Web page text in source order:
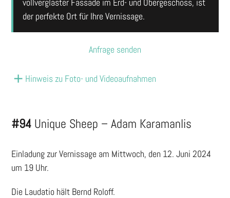
der perfekte Ort für Ihre Vernissage.
Anfrage senden
Hinweis zu Foto- und Videoaufnahmen
#94 Unique Sheep – Adam Karamanlis
Einladung zur Vernissage am Mittwoch, den 12. Juni 2024
um 19 Uhr.
Die Laudatio hält Bernd Roloff.